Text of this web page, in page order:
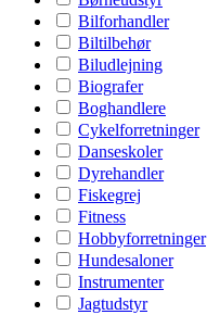
Bilforhandler
Biltilbehør
Biludlejning
Biografer
Boghandlere
Cykelforretninger
Danseskoler
Dyrehandler
Fiskegrej
Fitness
Hobbyforretninger
Hundesaloner
Instrumenter
Jagtudstyr